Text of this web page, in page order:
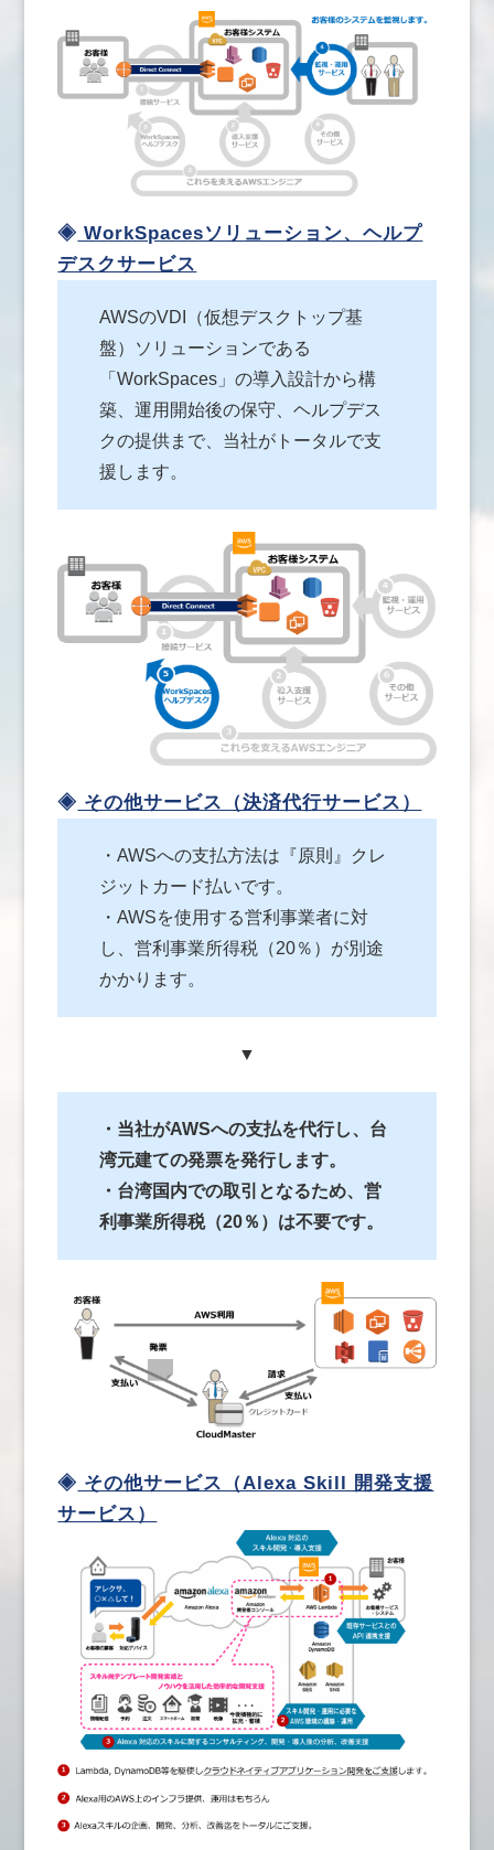
◈ WorkSpacesソリューション、ヘルプ
デスクサービス
AWSのVDI（仮想デスクトップ基
盤）ソリューションである
「WorkSpaces」の導入設計から構
築、運用開始後の保守、ヘルプデス
クの提供まで、当社がトータルで支
援します。
◈ その他サービス（決済代行サービス）
・AWSへの支払方法は『原則』クレ
ジットカード払いです。
・AWSを使用する営利事業者に対
し、営利事業所得税（20％）が別途
かかります。
▼
・当社がAWSへの支払を代行し、台
湾元建ての発票を発行します。
・台湾国内での取引となるため、営
利事業所得税（20％）は不要です。
◈ その他サービス（Alexa Skill 開発支援
サービス）